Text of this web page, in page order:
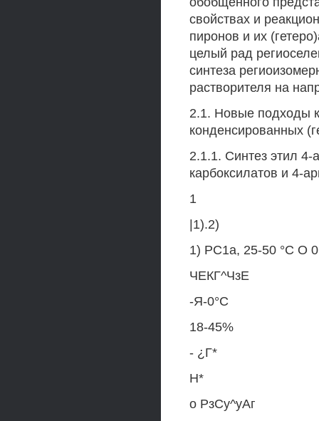
свойствах и
пиронов и их
целый рад
синтеза
растворителя на
2.1. Новые подходы
конденсированных
2.1.1. Синтез этил
карбоксилатов и 4-
1
|1).2)
1) РС1а, 25-50 °С О
ЧЕКГ^ЧзЕ
-Я-0°С
18-45%
- ¿Г*
Н*
о РзСу^уАг